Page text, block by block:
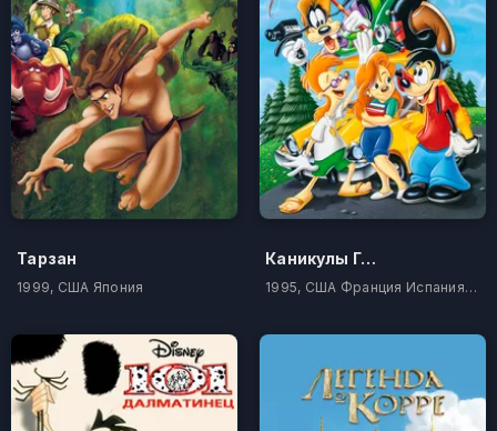
Тарзан
1999, США Япония
Каникулы Гуфи
1995, США Франция Испания Австралия Канада